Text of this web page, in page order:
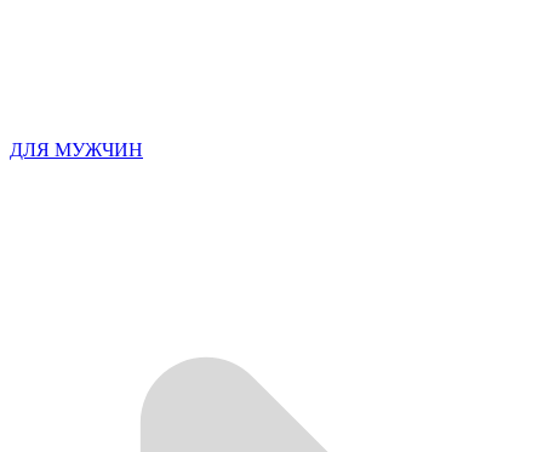
ДЛЯ МУЖЧИН